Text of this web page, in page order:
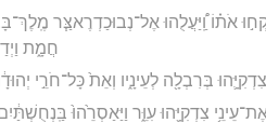
אֹת֗וֹ וַֽ֠יַּעֲלֻהוּ אֶל־נְבוּכַדְרֶאצַּ֧ר
חֲמָ֑ת
בְּרִבְלָ֖ה לְעֵינָ֑יו וְאֵת֙ כָּל־חֹרֵ֣י
צִדְקִיָּ֖הוּ עִוֵּ֑ר וַיַּאַסְרֵ֙הוּ֙